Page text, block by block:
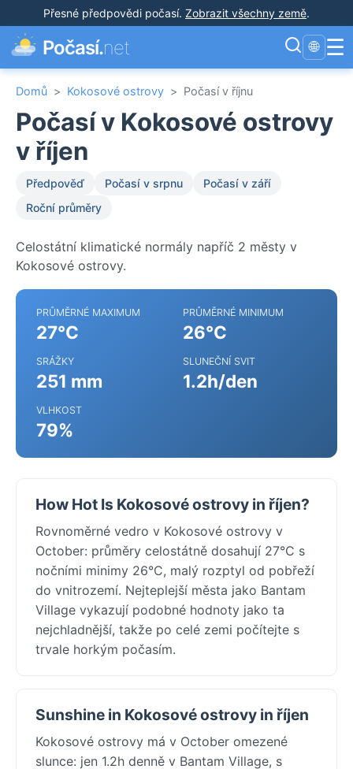
Přesné předpovědi počasí. Zobrazit všechny země.
Počasí.net 🌐 ☰
Domů > Kokosové ostrovy > Počasí v říjnu
Počasí v Kokosové ostrovy
v říjen
Předpověď Počasí v srpnu
Počasí v září
Roční průměry
Celostátní klimatické normály napříč 2 městy v
Kokosové ostrovy.
PRŮMĚRNÉ MAXIMUM
27°C
PRŮMĚRNÉ MINIMUM
26°C
SRÁŽKY
251 mm
SLUNEČNÍ SVIT
1.2h/den
VLHKOST
79%
How Hot Is Kokosové ostrovy in říjen?
Rovnoměrné vedro v Kokosové ostrovy v
October: průměry celostátně dosahují 27°C s
nočními minimy 26°C, malý rozptyl od pobřeží
do vnitrozemí. Nejteplejší města jako Bantam
Village vykazují podobné hodnoty jako ta
nejchladnější, takže po celé zemi počítejte s
trvale horkým počasím.
Sunshine in Kokosové ostrovy in říjen
Kokosové ostrovy má v October omezené
slunce: jen 1.2h denně v Bantam Village, s